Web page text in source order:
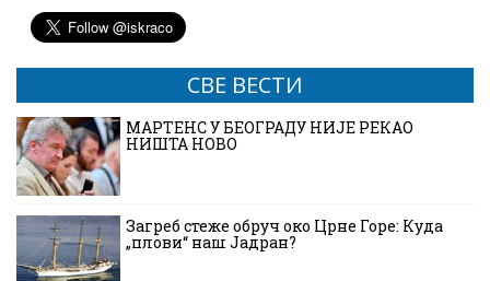
СВЕ ВЕСТИ
МАРТЕНС У БЕОГРАДУ НИЈЕ РЕКАО
НИШТА НОВО
Загреб стеже обруч око Црне Горе: Куда
„плови“ наш Јадран?